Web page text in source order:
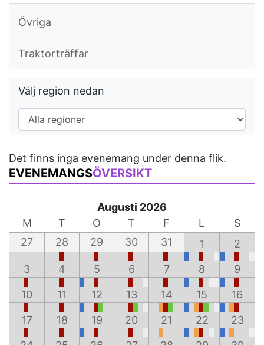
Övriga
Traktorträffar
Välj region nedan
Det finns inga evenemang under denna flik.
EVENEMANGSÖVERSIKT
Augusti 2026
M
T O T F L
S
27
28 29 30 31 1 2
3 4 5 6 7 8 9
10 11 12 13 14 15 16
17 18 19 20 21 22 23